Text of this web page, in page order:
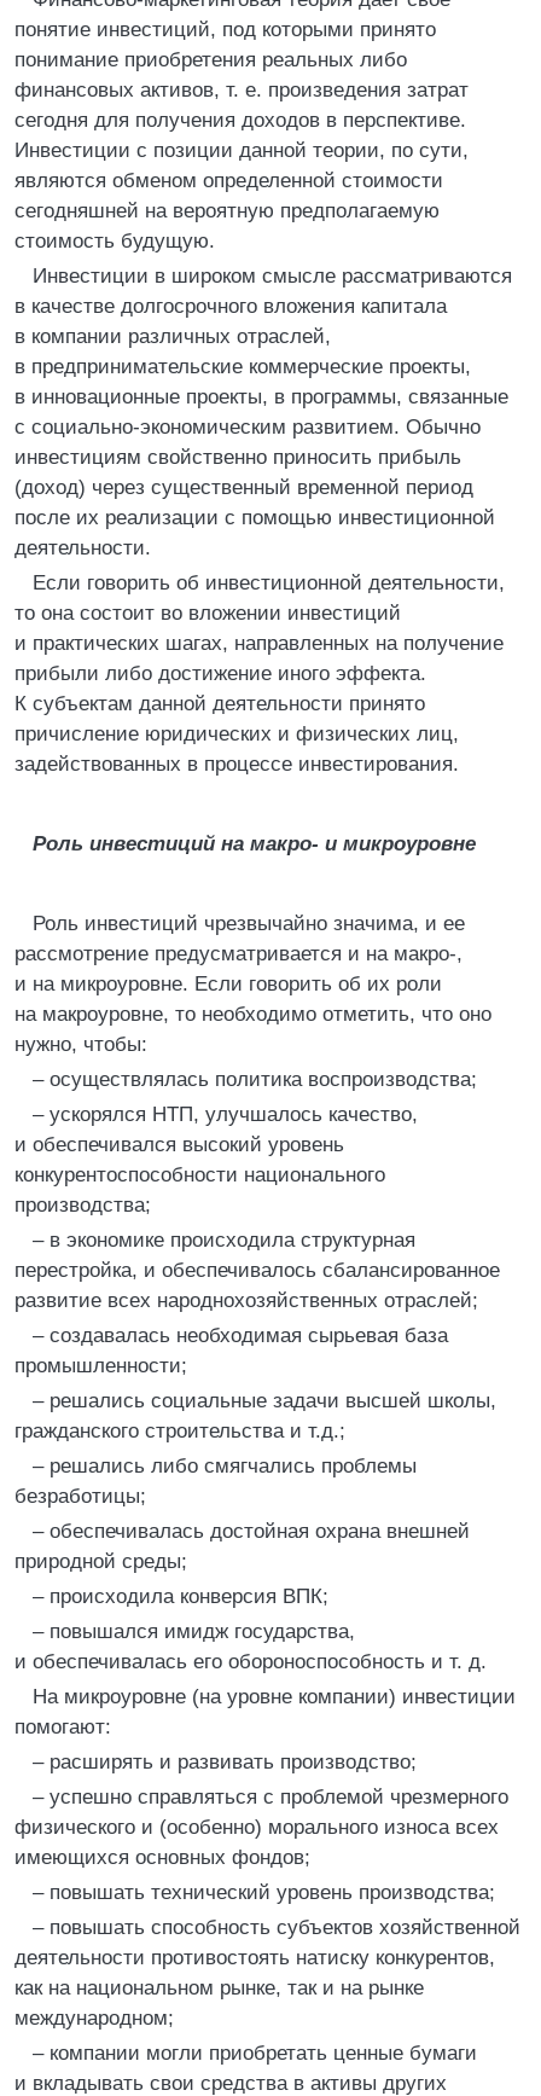
понятие инвестиций, под которыми принято
понимание приобретения реальных либо
финансовых активов, т. е. произведения затрат
сегодня для получения доходов в перспективе.
Инвестиции с позиции данной теории, по сути,
являются обменом определенной стоимости
сегодняшней на вероятную предполагаемую
стоимость будущую.
Инвестиции в широком смысле рассматриваются
в качестве долгосрочного вложения капитала
в компании различных отраслей,
в предпринимательские коммерческие проекты,
в инновационные проекты, в программы, связанные
с социально-экономическим развитием. Обычно
инвестициям свойственно приносить прибыль
(доход) через существенный временной период
после их реализации с помощью инвестиционной
деятельности.
Если говорить об инвестиционной деятельности,
то она состоит во вложении инвестиций
и практических шагах, направленных на получение
прибыли либо достижение иного эффекта.
К субъектам данной деятельности принято
причисление юридических и физических лиц,
задействованных в процессе инвестирования.
Роль инвестиций на макро- и микроуровне
Роль инвестиций чрезвычайно значима, и ее
рассмотрение предусматривается и на макро-,
и на микроуровне. Если говорить об их роли
на макроуровне, то необходимо отметить, что оно
нужно, чтобы:
– осуществлялась политика воспроизводства;
– ускорялся НТП, улучшалось качество,
и обеспечивался высокий уровень
конкурентоспособности национального
производства;
– в экономике происходила структурная
перестройка, и обеспечивалось сбалансированное
развитие всех народнохозяйственных отраслей;
– создавалась необходимая сырьевая база
промышленности;
– решались социальные задачи высшей школы,
гражданского строительства и т.д.;
– решались либо смягчались проблемы
безработицы;
– обеспечивалась достойная охрана внешней
природной среды;
– происходила конверсия ВПК;
– повышался имидж государства,
и обеспечивалась его обороноспособность и т. д.
На микроуровне (на уровне компании) инвестиции
помогают:
– расширять и развивать производство;
– успешно справляться с проблемой чрезмерного
физического и (особенно) морального износа всех
имеющихся основных фондов;
– повышать технический уровень производства;
– повышать способность субъектов хозяйственной
деятельности противостоять натиску конкурентов,
как на национальном рынке, так и на рынке
международном;
– компании могли приобретать ценные бумаги
и вкладывать свои средства в активы других